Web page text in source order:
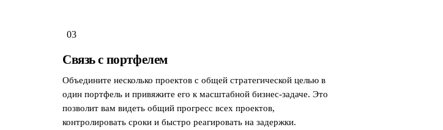
03
Связь с портфелем
Объедините несколько проектов с общей стратегической целью в
один портфель и привяжите его к масштабной бизнес-задаче. Это
позволит вам видеть общий прогресс всех проектов,
контролировать сроки и быстро реагировать на задержки.